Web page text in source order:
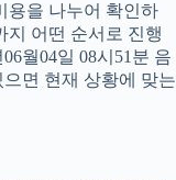
용을 나누어 확인하
지 어떤 순서로 진행
월04일 08시51분 음
면 현재 상황에 맞는